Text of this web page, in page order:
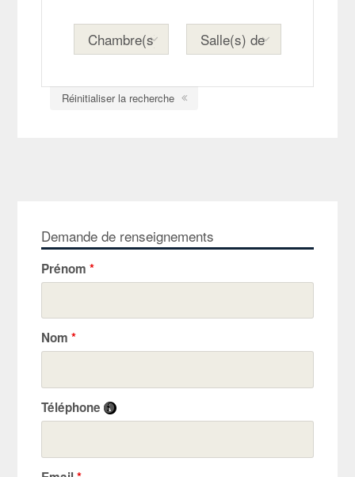
Réinitialiser la recherche
Demande de renseignements
Prénom*
Nom*
Téléphone